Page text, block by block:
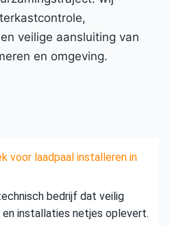
veilige aansluiting van
en omgeving.
voor laadpaal installeren in
bedrijf dat veilig
installaties netjes oplevert.